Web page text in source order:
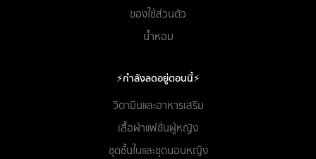
ของใช้ส่วนตัว
น้ำหอม
⚡กำลังลดอยู่ตอนนี้⚡
วิตามินและอาหารเสริม
เสื้อผ้าแฟชั่นผู้หญิง
ชุดชั้นในและชุดนอนหญิง